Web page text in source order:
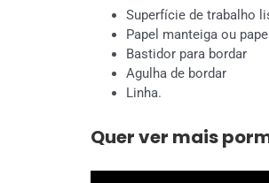
Superfície de trabalho
Papel manteiga ou
Bastidor para bordar
Agulha de bordar
Linha.
Quer ver mais